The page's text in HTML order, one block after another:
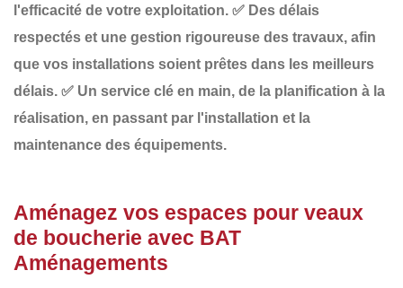
l'efficacité de votre exploitation. ✅ Des délais
respectés et une gestion rigoureuse des travaux, afin
que vos installations soient prêtes dans les meilleurs
délais. ✅ Un service clé en main, de la planification à la
réalisation, en passant par l'installation et la
maintenance des équipements.
Aménagez vos espaces pour veaux
de boucherie avec BAT
Aménagements